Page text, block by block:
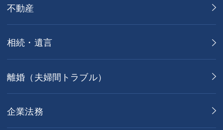
不動産
相続・遺言
離婚（夫婦間トラブル）
企業法務